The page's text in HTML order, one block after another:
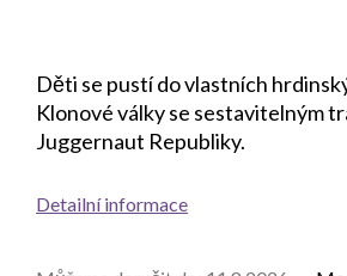
Děti se pustí do vlastních
Klonové války se sestavitelným
Juggernaut Republiky.
Detailní informace